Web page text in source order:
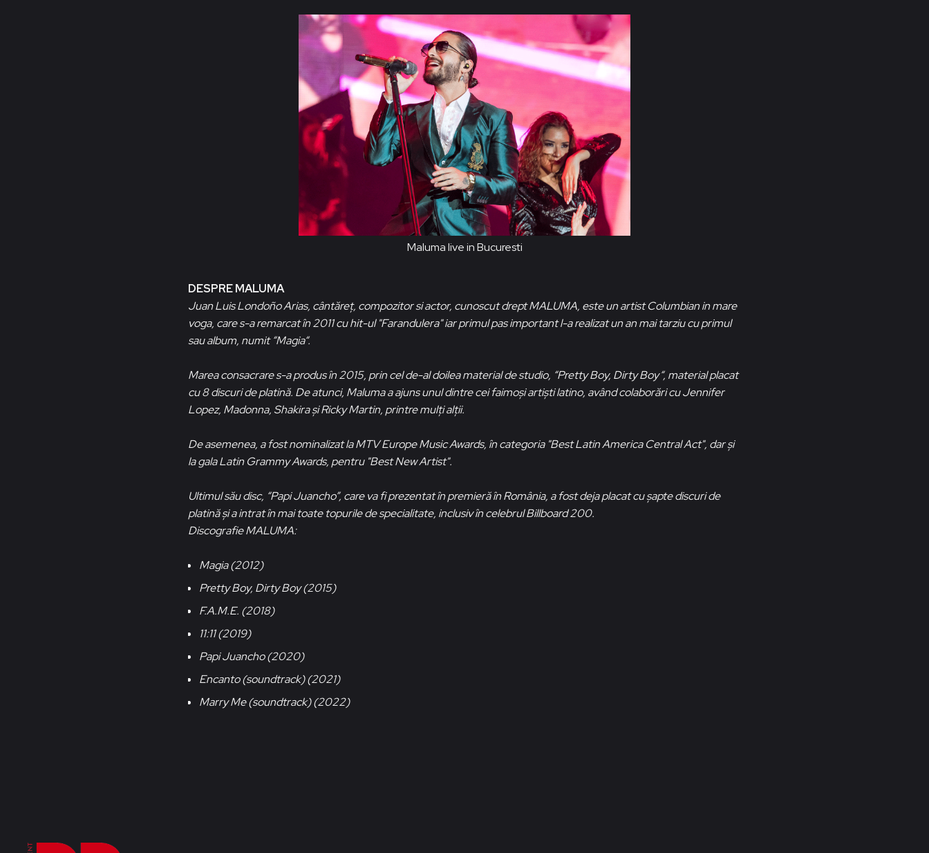
Maluma live in Bucuresti
DESPRE MALUMA
Juan Luis Londoño Arias, cântăreţ, compozitor si actor, cunoscut drept MALUMA, este un artist Columbian in mare
voga, care s-a remarcat în 2011 cu hit-ul "Farandulera" iar primul pas important l-a realizat un an mai tarziu cu primul
sau album, numit “Magia“.
Marea consacrare s-a produs în 2015, prin cel de-al doilea material de studio, “Pretty Boy, Dirty Boy“, material placat
cu 8 discuri de platină. De atunci, Maluma a ajuns unul dintre cei faimoși artiști latino, având colaborări cu Jennifer
Lopez, Madonna, Shakira și Ricky Martin, printre mulți alții.
De asemenea, a fost nominalizat la MTV Europe Music Awards, în categoria "Best Latin America Central Act", dar și
la gala Latin Grammy Awards, pentru "Best New Artist".
Ultimul său disc, “Papi Juancho”, care va fi prezentat în premieră în România, a fost deja placat cu șapte discuri de
platină și a intrat în mai toate topurile de specialitate, inclusiv în celebrul Billboard 200.
Discografie MALUMA:
Magia (2012)
Pretty Boy, Dirty Boy (2015)
F.A.M.E. (2018)
11:11 (2019)
Papi Juancho (2020)
Encanto (soundtrack) (2021)
Marry Me (soundtrack) (2022)